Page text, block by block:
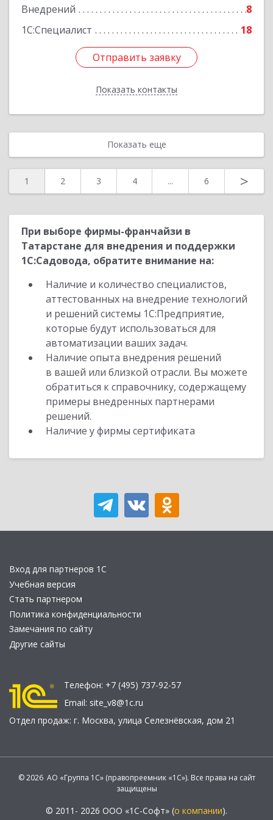
Внедрений
8
1С:Специалист
18
Отправить заявку
Показать контакты
Отправить заявку
Назад
Показать еще
1 2 3 4 ... 6 >
При выборе фирмы-франчайзи в
Татарстане для внедрения и поддержки
1С:Садовода, обратите внимание на:
Наличие и количество специалистов,
аттестованных на внедрение технологий
и решений системы 1С:Предприятие,
которые будут использоваться для
автоматизации ваших задач.
Наличие опыта внедрения решений
в вашей или близкой отрасли. Вы можете
обратиться к справочнику, содержащему
примеры внедренных партнерами
решений.
Наличие у фирмы сертификата
Вход для партнеров 1С
Учебная версия
Стать партнером
Политика конфиденциальности
Замечания по сайту
Другие сайты
Телефон: +7 (495) 737-92-57
Email: site_v8@1c.ru
Отдел продаж: г. Москва, улица Селезнёвская, дом 21
© 2026 АО «Группа 1С» (правопреемник «1С»). Все права на сайт
защищены
© 2011- 2026 ООО «1С-Софт» (о компании).